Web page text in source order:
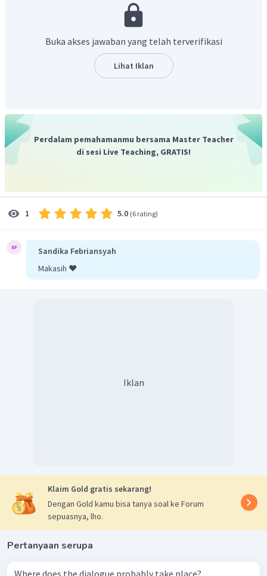
Elsa, maka kalimat yang tepat untuk melengkapi dialog di
yang berarti "Akan ku buatkan".
Buka akses jawaban yang telah terverifikasi
Lihat Iklan
Perdalam pemahamanmu bersama Master Teacher
di sesi Live Teaching, GRATIS!
1 5.0 (6 rating)
Sandika Febriansyah
Makasih ❤️
Iklan
Klaim Gold gratis sekarang!
Dengan Gold kamu bisa tanya soal ke Forum
sepuasnya, lho.
Pertanyaan serupa
Where does the dialogue probably take place?